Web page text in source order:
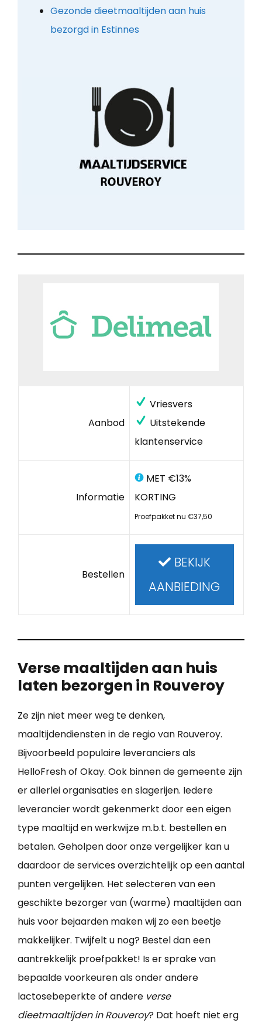
Gezonde dieetmaaltijden aan huis
bezorgd in Estinnes
Aanbod
Vriesvers
Uitstekende
klantenservice
Informatie
MET €13%
KORTING
Proefpakket nu €37,50
Bestellen
BEKIJK
AANBIEDING
Verse maaltijden aan huis
laten bezorgen in Rouveroy
Ze zijn niet meer weg te denken,
maaltijdendiensten in de regio van Rouveroy.
Bijvoorbeeld populaire leveranciers als
HelloFresh of Okay. Ook binnen de gemeente zijn
er allerlei organisaties en slagerijen. Iedere
leverancier wordt gekenmerkt door een eigen
type maaltijd en werkwijze m.b.t. bestellen en
betalen. Geholpen door onze vergelijker kan u
daardoor de services overzichtelijk op een aantal
punten vergelijken. Het selecteren van een
geschikte bezorger van (warme) maaltijden aan
huis voor bejaarden maken wij zo een beetje
makkelijker. Twijfelt u nog? Bestel dan een
aantrekkelijk proefpakket! Is er sprake van
bepaalde voorkeuren als onder andere
lactosebeperkte of andere verse
dieetmaaltijden in Rouveroy? Dat hoeft niet erg